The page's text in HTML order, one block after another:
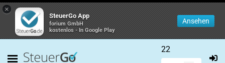
×
SteuerGo App
forium GmbH
kostenlos - In Google Play
Ansehen
22